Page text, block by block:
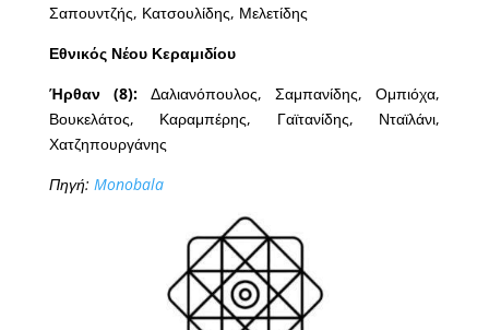
Σαπουντζής, Κατσουλίδης, Μελετίδης
Εθνικός Νέου Κεραμιδίου
Ήρθαν (8):Δαλιανόπουλος, Σαμπανίδης, Ομπιόχα,
Βουκελάτος, Καραμπέρης, Γαϊτανίδης, Νταϊλάνι,
Χατζηπουργάνης
Πηγή: Monobala